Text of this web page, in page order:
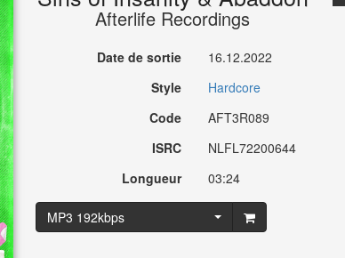
Afterlife Recordings
Date de sortie
16.12.2022
Style
Hardcore
Code
AFT3R089
ISRC
NLFL72200644
Longueur
03:24
MP3 192kbps